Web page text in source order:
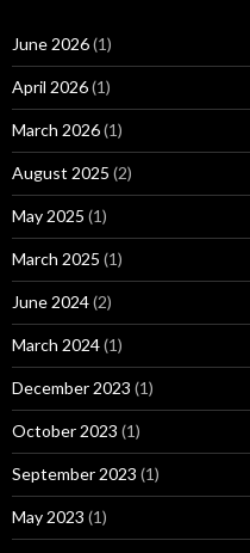
June 2026(1)
April 2026(1)
March 2026(1)
August 2025 (2)
May 2025 (1)
March 2025 (1)
June 2024(2)
March 2024(1)
December 2023 (1)
October 2023 (1)
September 2023 (1)
May 2023 (1)